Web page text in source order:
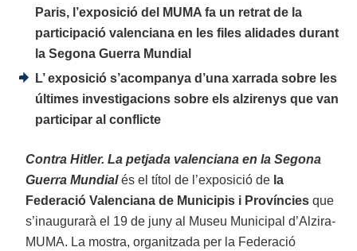
Paris, l’exposició del MUMA fa un retrat de la
participació valenciana en les files alidades durant
la Segona Guerra Mundial
L’ exposició s’acompanya d’una xarrada sobre les
últimes investigacions sobre els alzirenys que van
participar al conflicte
Contra Hitler. La petjada valenciana en la Segona
Guerra Mundialés el títol de l’exposició de la
Federació Valenciana de Municipis i Províncies que
s’inaugurarà el 19 de juny al Museu Municipal d’Alzira-
MUMA. La mostra, organitzada per la Federació